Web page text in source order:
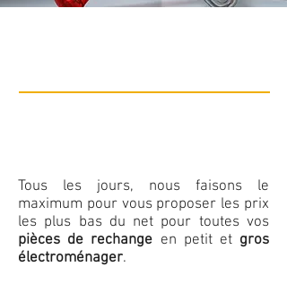
Tous les jours, nous faisons le
maximum pour vous proposer les prix
les plus bas du net pour toutes vos
pièces de rechange en petit et gros
électroménager.